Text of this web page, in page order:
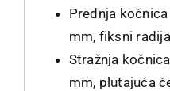
Prednja
mm, fiksni
Stražnja
mm, plutajuća